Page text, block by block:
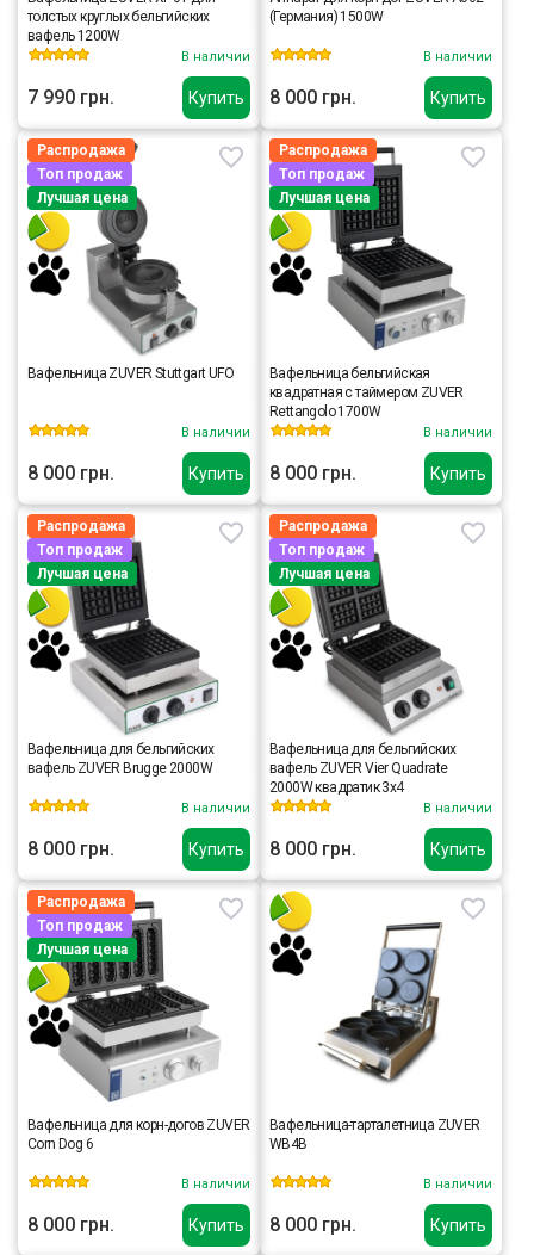
Купить
толстых круглых бельгийских
вафель 1200W
В наличии
7 990 грн. Купить
(Германия) 1500W
В наличии
8 000 грн.
Купить
Распродажа
Топ продаж
Лучшая цена
Вафельница ZUVER Stuttgart UFO
В наличии
8 000 грн. Купить
Распродажа
Топ продаж
Лучшая цена
Вафельница бельгийская
квадратная с таймером ZUVER
Rettangolo 1700W
В наличии
8 000 грн.
Купить
Распродажа
Топ продаж
Лучшая цена
Вафельница для бельгийских
вафель ZUVER Brugge 2000W
В наличии
8 000 грн. Купить
Распродажа
Топ продаж
Лучшая цена
Вафельница для бельгийских
вафель ZUVER Vier Quadrate
2000W квадратик 3х4
В наличии
8 000 грн.
Купить
Распродажа
Топ продаж
Лучшая цена
Вафельница для корн-догов ZUVER
Corn Dog 6
В наличии
8 000 грн. Купить
Вафельница-тарталетница ZUVER
WB4B
В наличии
8 000 грн.